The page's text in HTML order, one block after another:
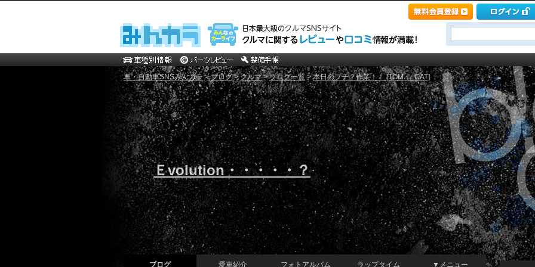
車・自動車SNSみんカラ>ブログ>クルマ>ブログ一覧>本日のプチ？作業！！ [TOM ☆ CAT]
Ｅvolution・・・・・？
ブログ 愛車紹介 フォトアルバム ラップタイム ▼メニュー